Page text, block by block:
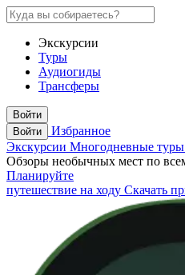
Экскурсии
Туры
Аудиогиды
Трансферы
Войти
Войти
Избранное
Экскурсии Многодневные туры
Обзоры необычных мест по
Планируйте
путешествие на ходу Скачать